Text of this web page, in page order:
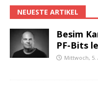
NEUESTE ARTIKEL
Besim
PF-Bits
Mittwoch, 5.